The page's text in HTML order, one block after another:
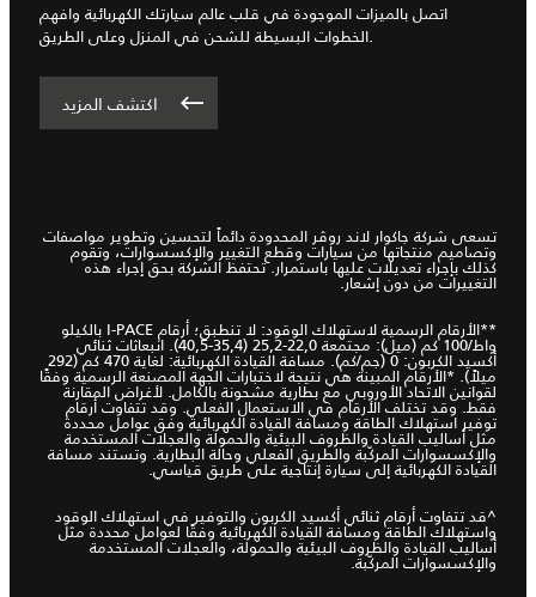
اتصل بالميزات الموجودة في قلب عالم سيارتك الكهربائية وافهم
الخطوات البسيطة للشحن في المنزل وعلى الطريق.
اكتشف المزيد
تسعى شركة جاكوار لاند روڤر المحدودة دائماً لتحسين وتطوير مواصفات
وتصاميم منتجاتها من سيارات وقطع التغيير والإكسسوارات، وتقوم
كذلك بإجراء تعديلات عليها باستمرار. تحتفظ الشركة بحق إجراء هذه
التغييرات من دون إشعار.
**الأرقام الرسمية لاستهلاك الوقود: لا تنطبق؛ أرقام I-PACE بالكيلو
واط/100 كم (ميل): مجتمعة 22,0-25,2 (35,4-40,5). انبعاثات ثنائي
أكسيد الكربون: 0 (جم/كم). مسافة القيادة الكهربائية: لغاية 470 كم (292
ميلاً). *الأرقام المبينة هي نتيجة لاختبارات الجهة المصنعة الرسمية وفقًا
لقوانين الاتحاد الأوروبي مع بطارية مشحونة بالكامل. لأغراض المقارنة
فقط. وقد تختلف الأرقام في الاستعمال الفعلي. وقد تتفاوت أرقام
توفير استهلاك الطاقة ومسافة القيادة الكهربائية وفق عوامل محددة
مثل أساليب القيادة والظروف البيئية والحمولة والعجلات المستخدمة
والإكسسوارات المركّبة والطريق الفعلي وحالة البطارية. وتستند مسافة
القيادة الكهربائية إلى سيارة إنتاجية على طريق قياسي.
^قد تتفاوت أرقام ثنائي أكسيد الكربون والتوفير في استهلاك الوقود
واستهلاك الطاقة ومسافة القيادة الكهربائية وفقًا لعوامل محددة مثل
أساليب القيادة والظروف البيئية والحمولة، والعجلات المستخدمة
والإكسسوارات المركّبة.